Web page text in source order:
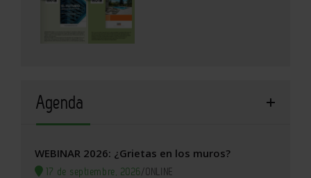
Agenda
WEBINAR 2026: ¿Grietas en los muros?
17 de septiembre, 2026/ONLINE